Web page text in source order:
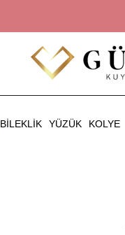
BILEKLIK YÜZÜK KOLYE